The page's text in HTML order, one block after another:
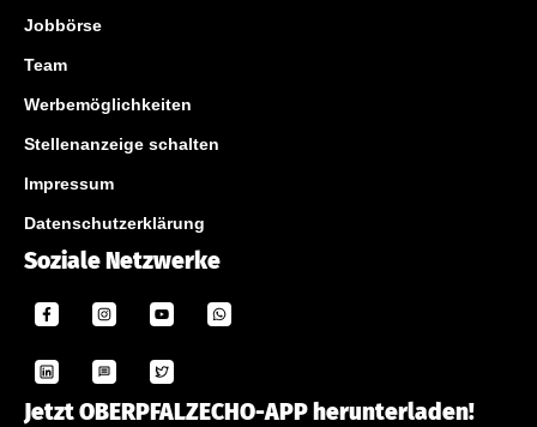
Jobbörse
Team
Werbemöglichkeiten
Stellenanzeige schalten
Impressum
Datenschutzerklärung
Soziale Netzwerke
Jetzt OBERPFALZECHO-APP herunterladen!